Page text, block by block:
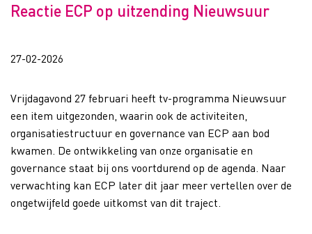
Reactie ECP op uitzending Nieuwsuur
27-02-2026
Vrijdagavond 27 februari heeft tv-programma Nieuwsuur
een item uitgezonden, waarin ook de activiteiten,
organisatiestructuur en governance van ECP aan bod
kwamen. De ontwikkeling van onze organisatie en
governance staat bij ons voortdurend op de agenda. Naar
verwachting kan ECP later dit jaar meer vertellen over de
ongetwijfeld goede uitkomst van dit traject.